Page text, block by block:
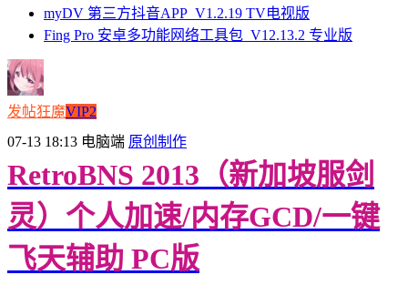
myDV 第三方抖音APP_V1.2.19 TV电视版
Fing Pro 安卓多功能网络工具包_V12.13.2 专业版
发帖狂魔VIP2
07-13 18:13 电脑端 原创制作
RetroBNS 2013（新加坡服剑
灵）个人加速/内存GCD/一键
飞天辅助 PC版